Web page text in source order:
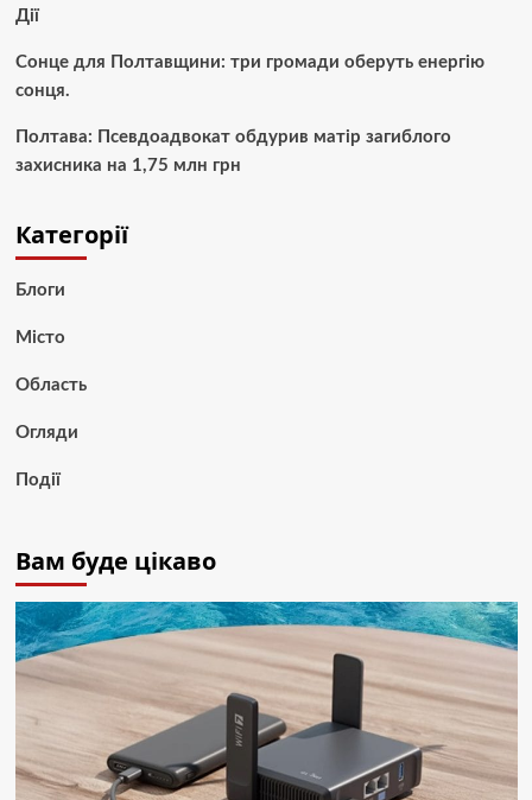
Дії
Сонце для Полтавщини: три громади оберуть енергію
сонця.
Полтава: Псевдоадвокат обдурив матір загиблого
захисника на 1,75 млн грн
Категорії
Блоги
Місто
Область
Огляди
Події
Вам буде цікаво